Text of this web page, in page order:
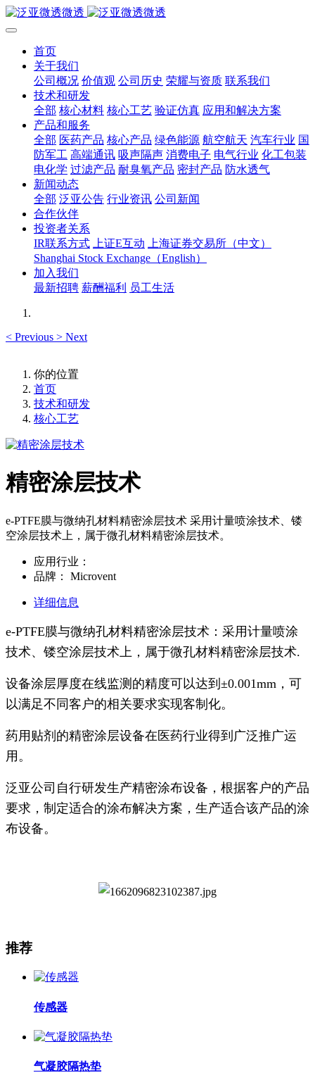
首页
关于我们
公司概况 价值观 公司历史 荣耀与资质 联系我们
技术和研发
全部 核心材料 核心工艺 验证仿真 应用和解决方案
产品和服务
全部 医药产品 核心产品 绿色能源 航空航天 汽车行业 国
防军工 高端通讯 吸声隔声 消费电子 电气行业 化工包装
电化学 过滤产品 耐臭氧产品 密封产品 防水透气
新闻动态
全部 泛亚公告 行业资讯 公司新闻
合作伙伴
投资者关系
IR联系方式
上证E互动
上海证券交易所（中文）
Shanghai Stock Exchange（English）
加入我们
最新招聘 薪酬福利 员工生活
< Previous > Next
你的位置
首页
技术和研发
核心工艺
精密涂层技术
e-PTFE膜与微纳孔材料精密涂层技术 采用计量喷涂技术、镂
空涂层技术上，属于微孔材料精密涂层技术。
应用行业：
品牌：
Microvent
详细信息
e-PTFE膜与微纳孔材料精密涂层技术：采用计量喷涂
技术、镂空涂层技术上，属于微孔材料精密涂层技术.
设备涂层厚度在线监测的精度可以达到±0.001mm，可
以满足不同客户的相关要求实现客制化。
药用贴剂的精密涂层设备在医药行业得到广泛推广运
用。
泛亚公司自行研发生产精密涂布设备，根据客户的产品
要求，制定适合的涂布解决方案，生产适合该产品的涂
布设备。
推荐
传感器
气凝胶隔热垫